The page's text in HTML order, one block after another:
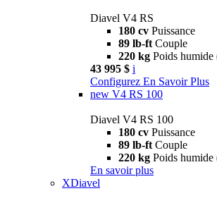
Diavel V4 RS
180 cv Puissance
89 lb-ft Couple
220 kg Poids humide
43 995 $ i
Configurez En Savoir Plus
new V4 RS 100
Diavel V4 RS 100
180 cv Puissance
89 lb-ft Couple
220 kg Poids humide
En savoir plus
XDiavel